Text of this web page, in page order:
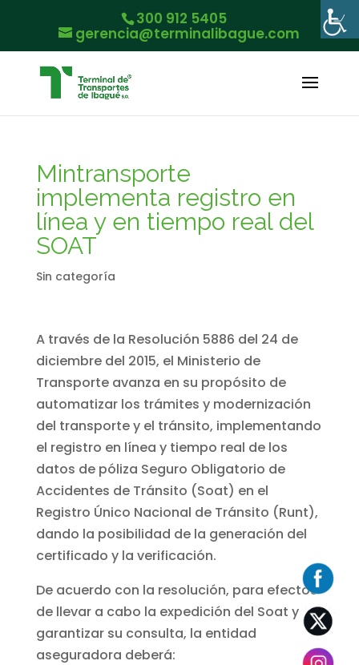
300 912 5405
gerencia@terminalibague.com
Mintransporte
implementa registro en
línea y en tiempo real del
SOAT
Sin categoría
A través de la Resolución 5886 del 24 de
diciembre del 2015, el Ministerio de
Transporte avanza en su propósito de
automatizar los trámites y modernización
del transporte y el tránsito, implementando
el registro en línea y tiempo real de los
datos de póliza Seguro Obligatorio de
Accidentes de Tránsito (Soat) en el
Registro Único Nacional de Tránsito (Runt),
dando la posibilidad de la generación del
certificado y la verificación.
De acuerdo con la resolución, para efectos
de llevar a cabo la expedición del Soat y
garantizar su consulta, la entidad
aseguradora deberá: